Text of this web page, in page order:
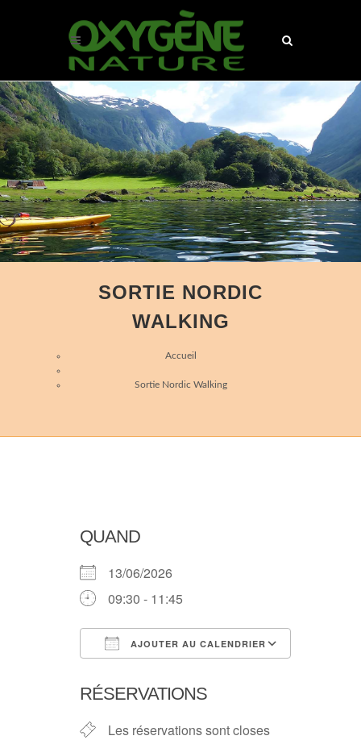
SORTIE NORDIC
WALKING
Accueil
Sortie Nordic Walking
QUAND
13/06/2026
09:30 - 11:45
AJOUTER AU CALENDRIER
RÉSERVATIONS
Les réservations sont closes